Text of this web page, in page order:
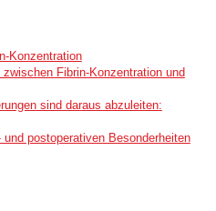
Konzentration
zwischen Fibrin-Konzentration und
sind daraus abzuleiten:
und postoperativen Besonderheiten